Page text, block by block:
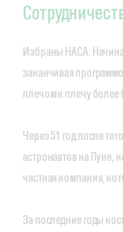
Избраны НАСА.
заканчивая
плечом к плечу более
Через 51 год после
астронавтов на Луне,
частная компания,
За последние годы